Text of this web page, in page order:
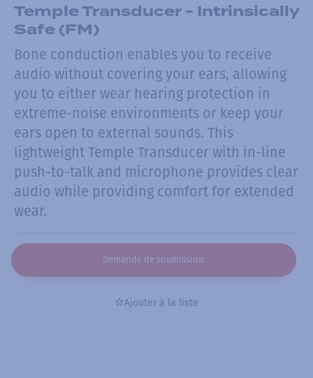
Temple Transducer - Intrinsically
Safe (FM)
Bone conduction enables you to receive
audio without covering your ears, allowing
you to either wear hearing protection in
extreme-noise environments or keep your
ears open to external sounds. This
lightweight Temple Transducer with in-line
push-to-talk and microphone provides clear
audio while providing comfort for extended
wear.
Demande de soumission
Ajouter à la liste